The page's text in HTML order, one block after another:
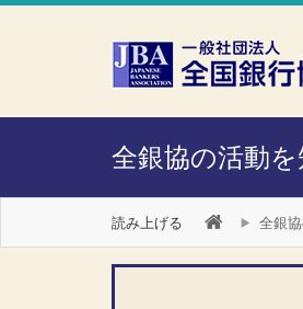
本文へスキップ
障がい者向け相談窓口
全銀協の活動
読み上げる 全銀